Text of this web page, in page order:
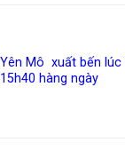
Yên Mô xuất bến lúc
15h40 hàng ngày